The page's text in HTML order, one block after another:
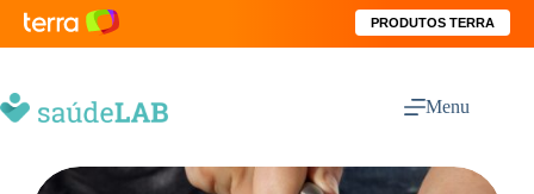
PRODUTOS TERRA
Menu